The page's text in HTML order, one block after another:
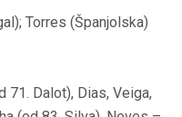
Torres (Španjolska)
71. Dalot), Dias, Veiga,